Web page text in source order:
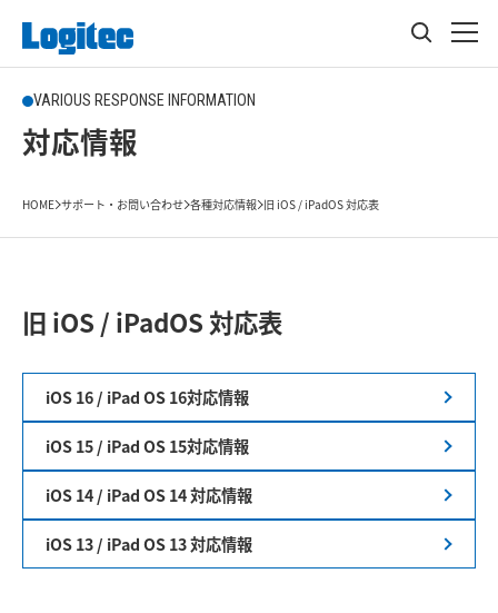
VARIOUS RESPONSE INFORMATION
対応情報
HOME サポート・お問い合わせ 各種対応情報 旧 iOS / iPadOS 対応表
旧 iOS / iPadOS 対応表
iOS 16 / iPad OS 16対応情報
iOS 15 / iPad OS 15対応情報
iOS 14 / iPad OS 14 対応情報
iOS 13 / iPad OS 13 対応情報